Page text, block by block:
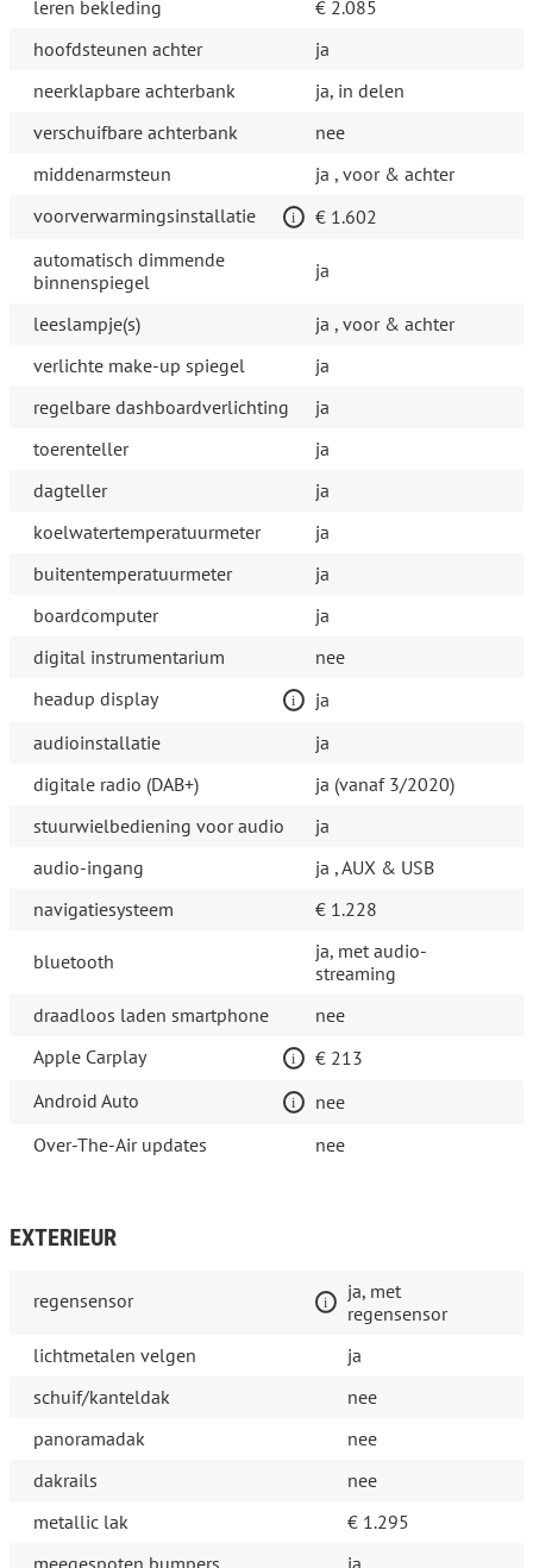
leren bekleding
€ 2.085
hoofdsteunen achter
ja
neerklapbare achterbank
ja, in delen
verschuifbare achterbank
nee
middenarmsteun
ja , voor & achter
voorverwarmingsinstallatie
€ 1.602
automatisch dimmende
binnenspiegel
ja
leeslampje(s)
ja , voor & achter
verlichte make-up spiegel
ja
regelbare dashboardverlichting
ja
toerenteller
ja
dagteller
ja
koelwatertemperatuurmeter
ja
buitentemperatuurmeter
ja
boardcomputer
ja
digital instrumentarium
nee
headup display
ja
audioinstallatie
ja
digitale radio (DAB+)
ja (vanaf 3/2020)
stuurwielbediening voor audio
ja
audio-ingang
ja , AUX & USB
navigatiesysteem
€ 1.228
bluetooth
ja, met audio-
streaming
draadloos laden smartphone
nee
Apple Carplay
€ 213
Android Auto
nee
Over-The-Air updates
nee
EXTERIEUR
regensensor
ja, met
regensensor
lichtmetalen velgen
ja
schuif/kanteldak
nee
panoramadak
nee
dakrails
nee
metallic lak
€ 1.295